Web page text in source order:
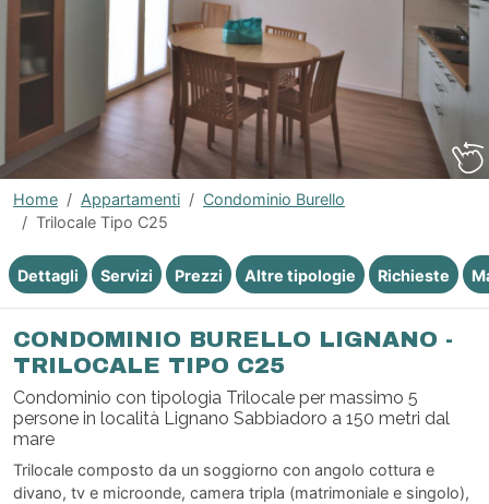
Home Appartamenti
Condominio Burello
Trilocale Tipo C25
CONDOMINIO BURELLO LIGNANO -
TRILOCALE TIPO C25
Condominio con tipologia Trilocale per massimo 5
persone in località Lignano Sabbiadoro a 150 metri dal
mare
Trilocale composto da un soggiorno con angolo cottura e
divano, tv e microonde, camera tripla (matrimoniale e singolo),
Dettagli Servizi Prezzi Altre tipologie Richieste